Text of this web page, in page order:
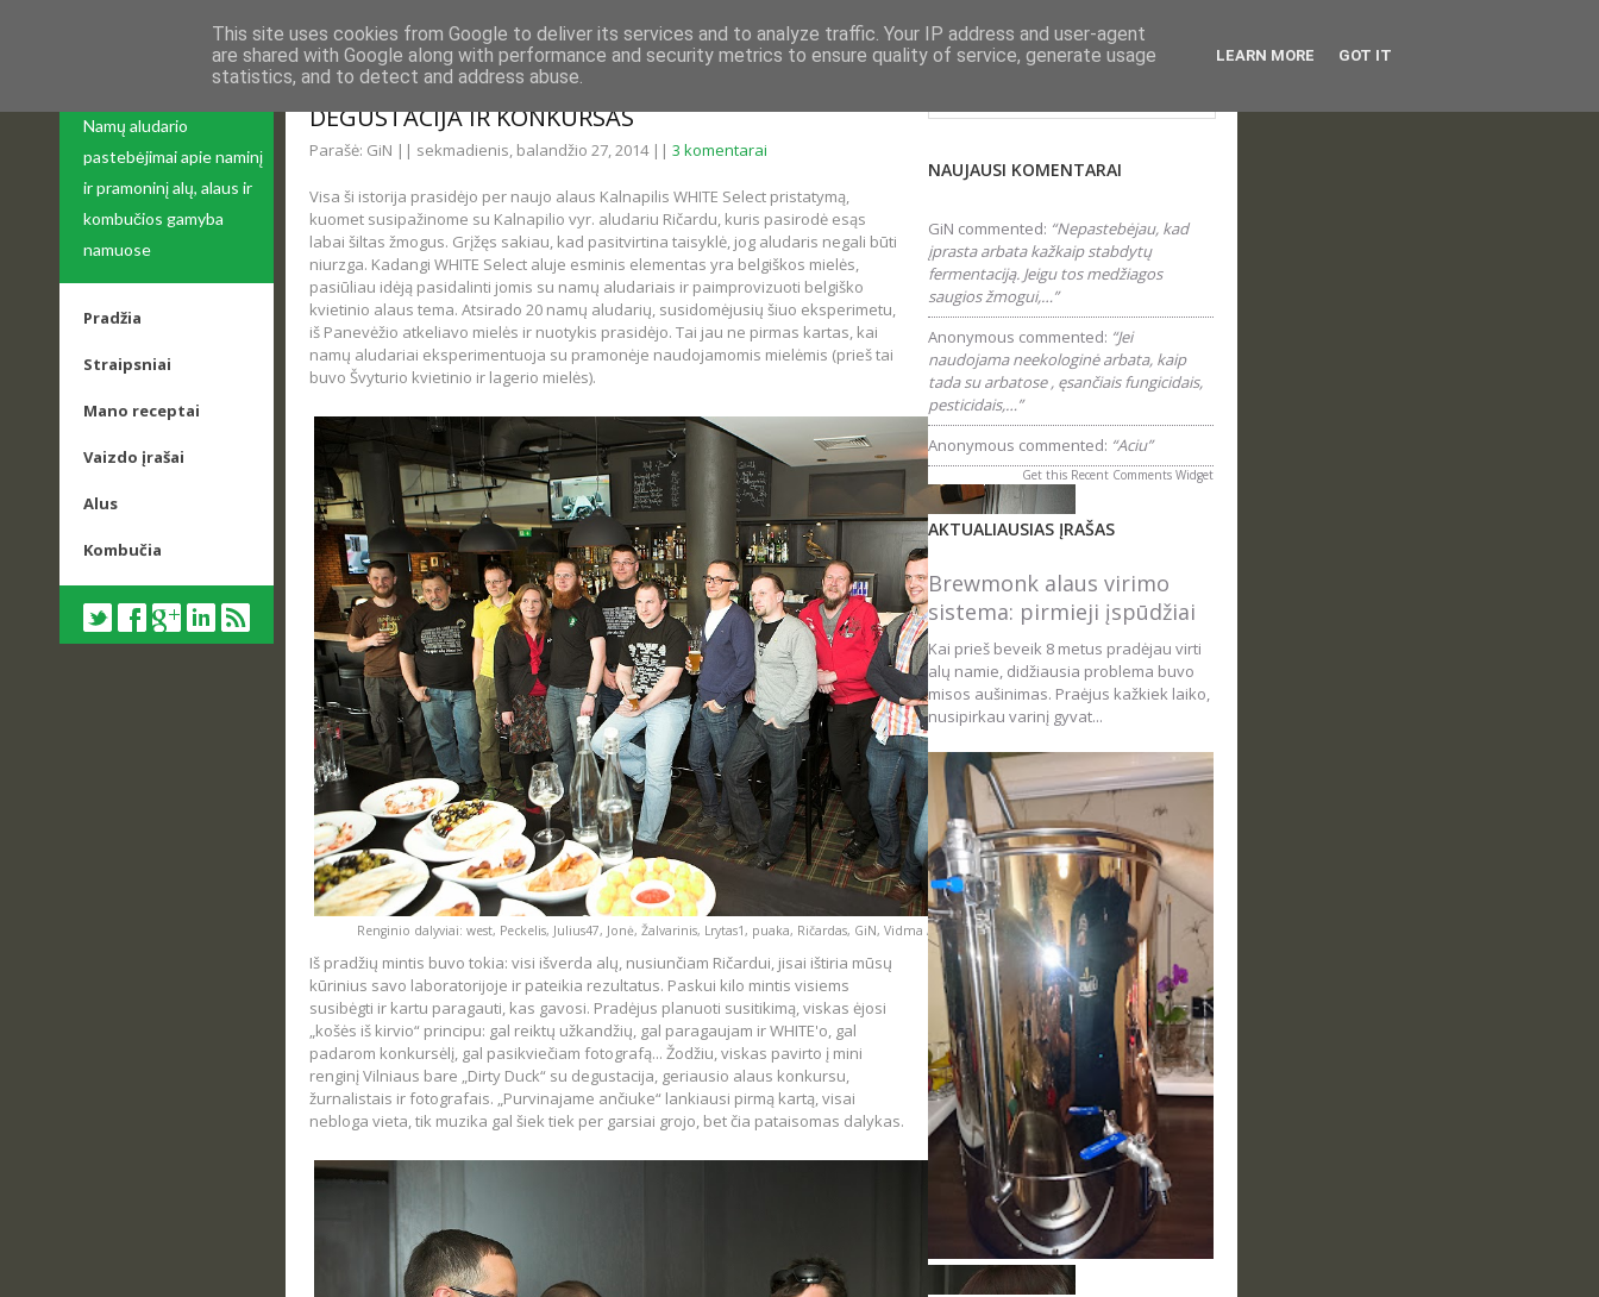
Namų aludario
pastebėjimai apie naminį
ir pramoninį alų, alaus ir
kombučios gamyba
namuose
Pradžia
Straipsniai
Mano receptai
Vaizdo įrašai
Alus
Kombučia
NAMINIO ALAUS SU KALNAPILIS WHITE MIELĖMIS
DEGUSTACIJA IR KONKURSAS
Parašė: GiN || sekmadienis, balandžio 27, 2014 || 3 komentarai
Visa ši istorija prasidėjo per naujo alaus Kalnapilis WHITE Select pristatymą,
kuomet susipažinome su Kalnapilio vyr. aludariu Ričardu, kuris pasirodė esąs
labai šiltas žmogus. Grįžęs sakiau, kad pasitvirtina taisyklė, jog aludaris negali būti
niurzga. Kadangi WHITE Select aluje esminis elementas yra belgiškos mielės,
pasiūliau idėją pasidalinti jomis su namų aludariais ir paimprovizuoti belgiško
kvietinio alaus tema. Atsirado 20 namų aludarių, susidomėjusių šiuo eksperimetu,
iš Panevėžio atkeliavo mielės ir nuotykis prasidėjo. Tai jau ne pirmas kartas, kai
namų aludariai eksperimentuoja su pramonėje naudojamomis mielėmis (prieš tai
buvo Švyturio kvietinio ir lagerio mielės).
Renginio dalyviai: west, Peckelis, Julius47, Jonė, Žalvarinis, Lrytas1, puaka, Ričardas, GiN, Vidma Alutis, Pofkė, Asta
Iš pradžių mintis buvo tokia: visi išverda alų, nusiunčiam Ričardui, jisai ištiria mūsų
kūrinius savo laboratorijoje ir pateikia rezultatus. Paskui kilo mintis visiems
susibėgti ir kartu paragauti, kas gavosi. Pradėjus planuoti susitikimą, viskas ėjosi
„košės iš kirvio“ principu: gal reiktų užkandžių, gal paragaujam ir WHITE'o, gal
padarom konkursėlį, gal pasikviečiam fotografą... Žodžiu, viskas pavirto į mini
renginį Vilniaus bare „Dirty Duck“ su degustacija, geriausio alaus konkursu,
žurnalistais ir fotografais. „Purvinajame ančiuke“ lankiausi pirmą kartą, visai
nebloga vieta, tik muzika gal šiek tiek per garsiai grojo, bet čia pataisomas dalykas.
Ieškokite šiame tinklaraštyje...
NAUJAUSI KOMENTARAI
GiN commented: “Nepastebėjau, kad
įprasta arbata kažkaip stabdytų
fermentaciją. Jeigu tos medžiagos
saugios žmogui,…”
Anonymous commented: “Jei
naudojama neekologinė arbata, kaip
tada su arbatose , ęsančiais fungicidais,
pesticidais,…”
Anonymous commented: “Aciu”
Get this Recent Comments Widget
AKTUALIAUSIAS ĮRAŠAS
Brewmonk alaus virimo
sistema: pirmieji įspūdžiai
Kai prieš beveik 8 metus pradėjau virti
alų namie, didžiausia problema buvo
misos aušinimas. Praėjus kažkiek laiko,
nusipirkau varinį gyvat...
This site uses cookies from Google to deliver its services and to analyze traffic. Your IP address and user-agent
are shared with Google along with performance and security metrics to ensure quality of service, generate usage
statistics, and to detect and address abuse.
LEARN MORE GOT IT